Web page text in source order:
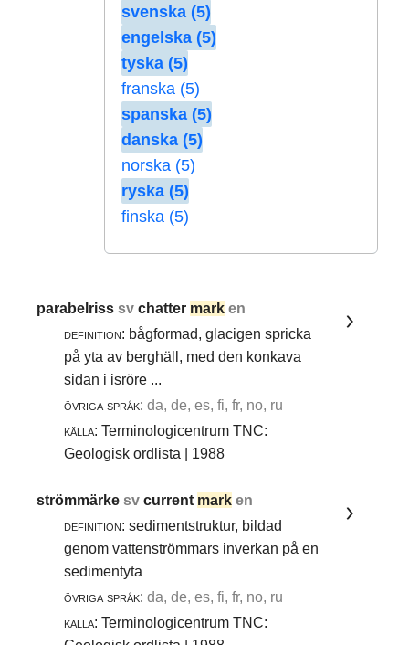
svenska (5)
engelska (5)
tyska (5)
franska (5)
spanska (5)
danska (5)
norska (5)
ryska (5)
finska (5)
parabelrisssvchatter mark en
definition: bågformad, glacigen spricka
på yta av berghäll, med den konkava
sidan i isröre ...
övriga språk: da, de, es, fi, fr, no, ru
källa: Terminologicentrum TNC:
Geologisk ordlista | 1988
strömmärkesvcurrent mark en
definition: sedimentstruktur, bildad
genom vattenströmmars inverkan på en
sedimentyta
övriga språk: da, de, es, fi, fr, no, ru
källa: Terminologicentrum TNC: